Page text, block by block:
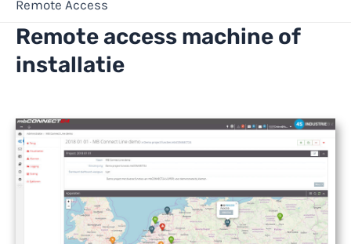
Remote Access
Remote access machine of
installatie